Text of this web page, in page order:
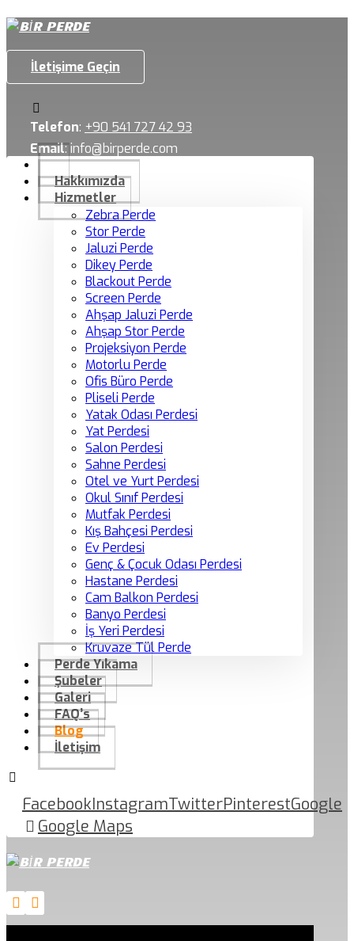
İletişime Geçin
Telefon: +90 541 727 42 93
Email:info@birperde.com
Hakkımızda
Hizmetler
Zebra Perde
Stor Perde
Jaluzi Perde
Dikey Perde
Blackout Perde
Screen Perde
Ahşap Jaluzi Perde
Ahşap Stor Perde
Projeksiyon Perde
Motorlu Perde
Ofis Büro Perde
Pliseli Perde
Yatak Odası Perdesi
Yat Perdesi
Salon Perdesi
Sahne Perdesi
Otel ve Yurt Perdesi
Okul Sınıf Perdesi
Mutfak Perdesi
Kış Bahçesi Perdesi
Ev Perdesi
Genç & Çocuk Odası Perdesi
Hastane Perdesi
Cam Balkon Perdesi
Banyo Perdesi
İş Yeri Perdesi
Kruvaze Tül Perde
Perde Yıkama
Şubeler
Galeri
FAQ’s
Blog
İletişim
FacebookInstagramTwitterPinterestGoogle
Google Maps